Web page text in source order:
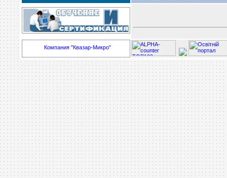
Компания "Квазар-Микро"